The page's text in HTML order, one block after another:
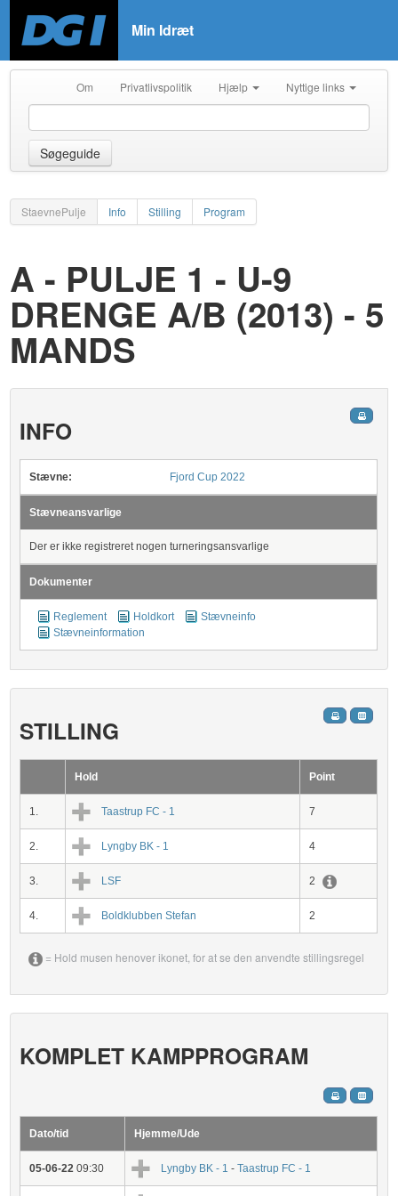
Min Idræt
Om Privatlivspolitik Hjælp Nyttige links
Søgeguide
StaevnePulje Info Stilling Program
A - PULJE 1 - U-9
DRENGE A/B (2013) - 5
MANDS
INFO
Stævne: Fjord Cup 2022
Stævneansvarlige
Der er ikke registreret nogen turneringsansvarlige
Dokumenter
Reglement Holdkort
Stævneinfo
Stævneinformation
STILLING
Hold Point
1. Taastrup FC - 1 7
2. Lyngby BK - 1 4
3. LSF 2
4. Boldklubben Stefan 2
= Hold musen henover ikonet, for at se den anvendte stillingsregel
KOMPLET KAMPPROGRAM
Dato/tid Hjemme/Ude
05-06-22 09:30 Lyngby BK - 1 -Taastrup FC - 1